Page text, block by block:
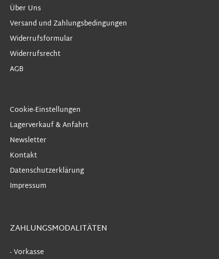
Über Uns
Versand und Zahlungsbedingungen
Widerrufsformular
Widerrufsrecht
AGB
Cookie-Einstellungen
Lagerverkauf & Anfahrt
Newsletter
Kontakt
Datenschutzerklärung
Impressum
ZAHLUNGSMODALITÄTEN
- Vorkasse